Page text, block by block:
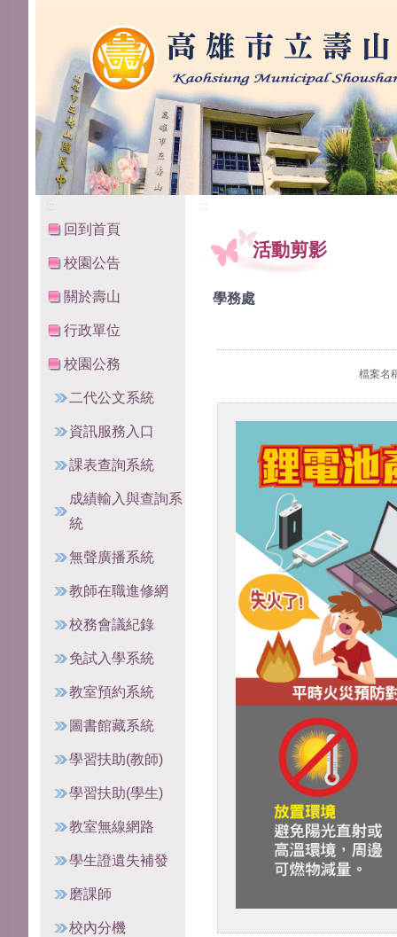
:::
回到首頁
校園公告
關於壽山
行政單位
校園公務
二代公文系統
資訊服務入口
課表查詢系統
成績輸入與查詢系
統
無聲廣播系統
教師在職進修網
校務會議紀錄
免試入學系統
教室預約系統
圖書館藏系統
學習扶助(教師)
學習扶助(學生)
教室無線網路
學生證遺失補發
磨課師
校內分機
:::
活動剪影
學務處
檔案名